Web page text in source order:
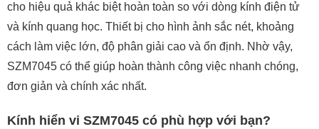
cho hiệu quả khác biệt hoàn toàn so với dòng kính điện tử
và kính quang học. Thiết bị cho hình ảnh sắc nét, khoảng
cách làm việc lớn, độ phân giải cao và ổn định. Nhờ vậy,
SZM7045 có thể giúp hoàn thành công việc nhanh chóng,
đơn giản và chính xác nhất.
Kính hiển vi SZM7045 có phù hợp với bạn?